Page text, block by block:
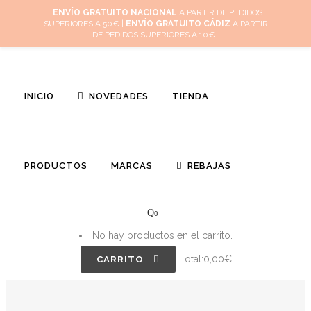
Mi cuenta Cuidado de tus joyas Conócenos Contacta
INICIO NOVEDADES TIENDA
PRODUCTOS MARCAS REBAJAS
0
No hay productos en el carrito.
CARRITO Total:0,00€
ENVÍO GRATUITO NACIONAL A PARTIR DE PEDIDOS
SUPERIORES A 50€ |
ENVÍO GRATUITO CÁDIZ A PARTIR
DE PEDIDOS SUPERIORES A 10€